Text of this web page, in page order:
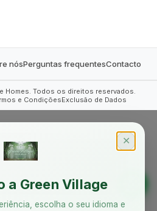
nósPerguntas frequentesContacto
Homes. Todos os direitos reservados.
e CondiçõesExclusão de Dados
✕
a Green Village
escolha o seu idioma e